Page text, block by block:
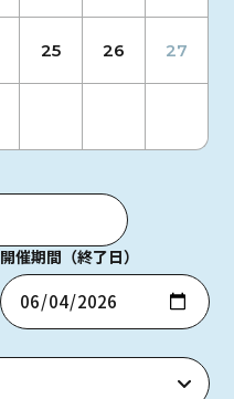
25 26 27
開催期間（終了日）